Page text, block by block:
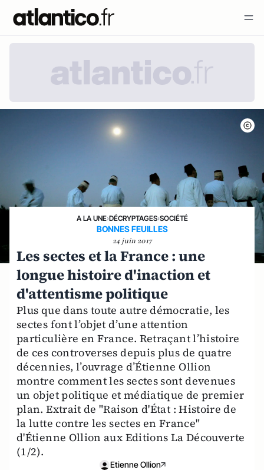
A LA UNE›DÉCRYPTAGES›SOCIÉTÉ
BONNES FEUILLES
24 juin 2017
Les sectes et la France : une
longue histoire d'inaction et
d'attentisme politique
Plus que dans toute autre démocratie, les
sectes font l’objet d’une attention
particulière en France. Retraçant l’histoire
de ces controverses depuis plus de quatre
décennies, l’ouvrage d’Étienne Ollion
montre comment les sectes sont devenues
un objet politique et médiatique de premier
plan. Extrait de "Raison d'État : Histoire de
la lutte contre les sectes en France"
d'Étienne Ollion aux Editions La Découverte
(1/2).
Etienne Ollion